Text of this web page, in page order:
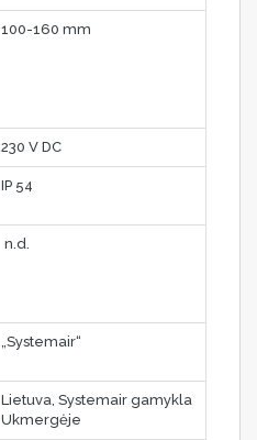
100-160 mm
230 V DC
IP 54
n.d.
„Systemair“
Lietuva, Systemair gamykla
Ukmergėje